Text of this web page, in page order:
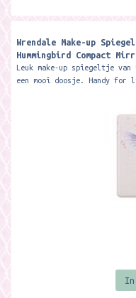
Wrendale Make-up
Hummingbird Compact
Leuk make-up spiegeltje van
een mooi doosje. Handy for
In